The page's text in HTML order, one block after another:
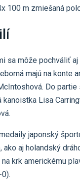
100 m zmiešaná
sa môže pochváliť
majú na konte
Do
Lisa
japonský
aj holandský
krk americkému